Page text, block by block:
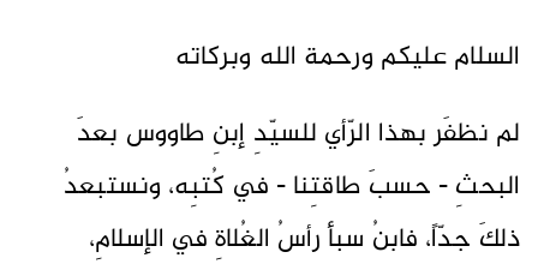
السلام عليكم ورحمة الله وبركاته
لم نظفَر بهذا الرّأي للسيّدِ إبنِ طاووس بعدَ
البحثِ - حسبَ طاقتِنا - في كُتبِه، ونستبعدُ
ذلكَ جدّاً، فابنُ سبأ رأسُ الغُلاةِ في الإسلامِ،